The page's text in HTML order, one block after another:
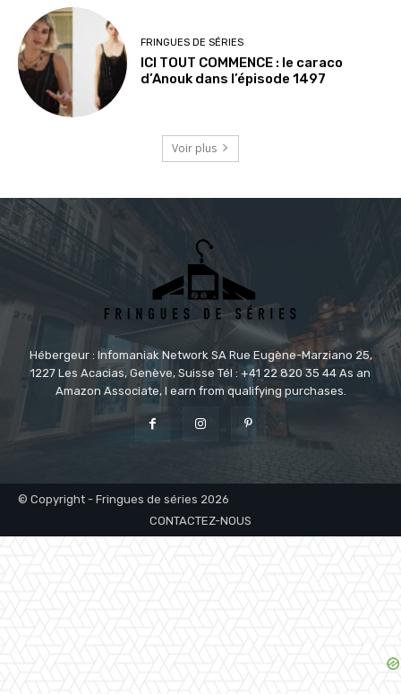
FRINGUES DE SÉRIES
ICI TOUT COMMENCE : le caraco
d’Anouk dans l’épisode 1497
Voir plus
Hébergeur : Infomaniak Network SA Rue Eugène-Marziano 25,
1227 Les Acacias, Genève, Suisse Tél : +41 22 820 35 44 As an
Amazon Associate, I earn from qualifying purchases.
© Copyright - Fringues de séries 2026
CONTACTEZ-NOUS